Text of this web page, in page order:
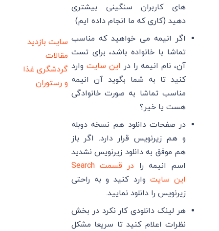
های کاربران سنگینی بیشتری
دهید (کاری که ما انجام داده ایم)
اگر انیمه می خواهید که مناسب
تماشا با خانواده باشد، برای تست
آن، نام انیمه را در این سایت وارد
کنید تا به شما بگوید آن انیمه
مناسب تماشا به صورت خانوادگی
هست یا خیر؟
در صفحات دانلود هم نسخه دوبله
و هم زیرنویس قرار دارد. اگر باز
هم موفق به دانلود زیرنویس نشدید
اسم انیمه را
در قسمت Search
این سایت وارد کنید و به راحتی
زیرنویس را دانلود نمایید.
هر لینک دانلودی کار نکرد در بخش
نظرات اعلام کنید تا سریعا مشکل
سایت بازدید
مقالات
گردشگری غذا
و رستوران